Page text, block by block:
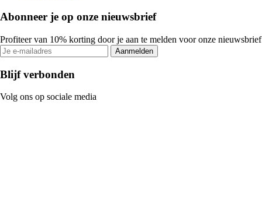
Abonneer je op onze nieuwsbrief
Profiteer van 10% korting door je aan te melden voor onze nieuwsbrief
Aanmelden
Blijf verbonden
Volg ons op sociale media